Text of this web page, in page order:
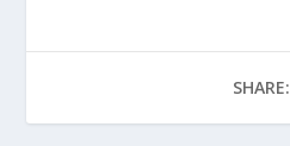
SHARE: